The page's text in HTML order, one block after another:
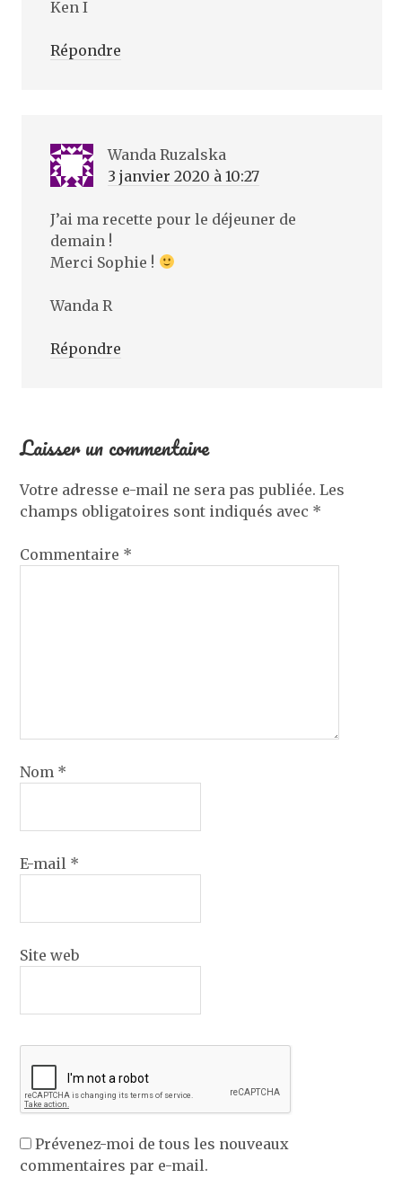
Ken I
Répondre
Wanda Ruzalska
3 janvier 2020 à 10:27
J’ai ma recette pour le déjeuner de
demain !
Merci Sophie !
Wanda R
Répondre
Laisser un commentaire
Votre adresse e-mail ne sera pas publiée. Les
champs obligatoires sont indiqués avec *
Commentaire *
Nom *
E-mail *
Site web
Prévenez-moi de tous les nouveaux
commentaires par e-mail.